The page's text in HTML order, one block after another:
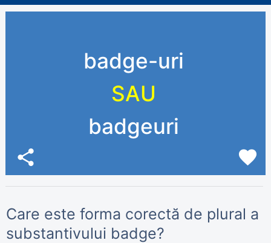
badge-uri
SAU
badgeuri
share favorite
Care este forma corectă de plural a
substantivului badge?